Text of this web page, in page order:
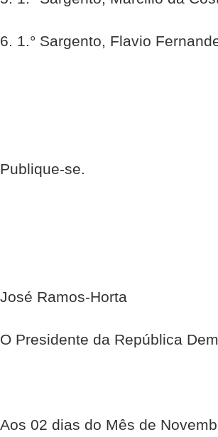
6. 1.° Sargento, Flavio
Publique-se.
José Ramos-Horta
O Presidente da República
Aos 02 dias do Mês de